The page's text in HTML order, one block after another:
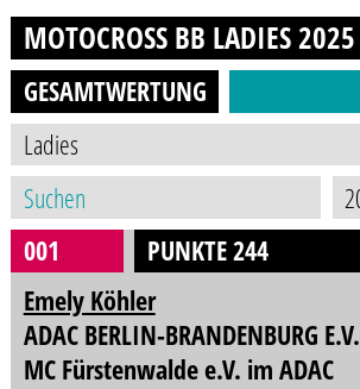
MOTOCROSS BB LADIES2025
GESAMTWERTUNG
001 PUNKTE 244
Emely Köhler
ADAC BERLIN-BRANDENBURG E.V.
MC Fürstenwalde e.V. im ADAC